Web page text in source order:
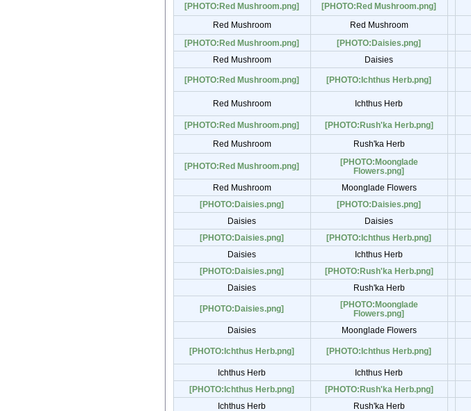
[PHOTO:Red Mushroom.png]
[PHOTO:Red Mushroom.png]
Red Mushroom Red Mushroom
[PHOTO:Red Mushroom.png]
[PHOTO:Daisies.png]
Red Mushroom Daisies
[PHOTO:Red Mushroom.png] [PHOTO:Ichthus Herb.png]
Red Mushroom Ichthus Herb
[PHOTO:Red Mushroom.png] [PHOTO:Rush'ka Herb.png]
Red Mushroom Rush'ka Herb
[PHOTO:Red Mushroom.png]
[PHOTO:Moonglade
Flowers.png]
Red Mushroom Moonglade Flowers
[PHOTO:Daisies.png]
[PHOTO:Daisies.png]
Daisies
Daisies
[PHOTO:Daisies.png]
[PHOTO:Ichthus Herb.png]
Daisies Ichthus Herb
[PHOTO:Daisies.png]
[PHOTO:Rush'ka Herb.png]
Daisies
Rush'ka Herb
[PHOTO:Daisies.png]
[PHOTO:Moonglade
Flowers.png]
Daisies
Moonglade Flowers
[PHOTO:Ichthus Herb.png] [PHOTO:Ichthus Herb.png]
Ichthus Herb
Ichthus Herb
[PHOTO:Ichthus Herb.png]
[PHOTO:Rush'ka Herb.png]
Ichthus Herb
Rush'ka Herb